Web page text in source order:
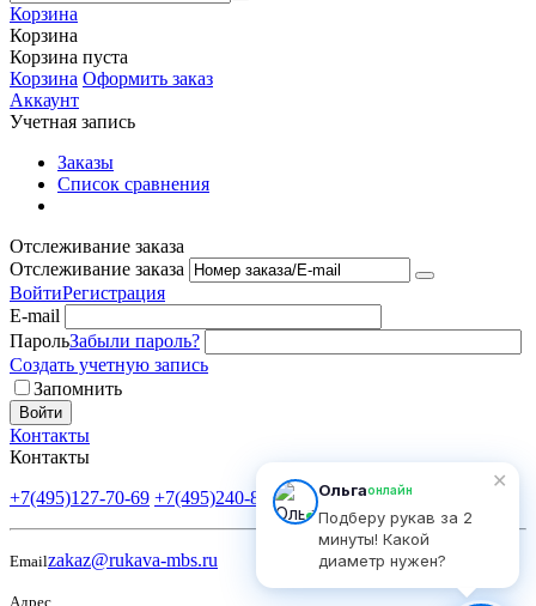
Корзина
Корзина
Корзина пуста
Корзина Оформить заказ
Аккаунт
Учетная запись
Заказы
Список сравнения
Отслеживание заказа
Отслеживание заказа
ВойтиРегистрация
E-mail
ПарольЗабыли пароль?
Создать учетную запись
Запомнить
Войти
Контакты
Контакты
+7(495)127-70-69 +7(495)240-81-82 Пн-Пт: 9:00-18:00
Emailzakaz@rukava-mbs.ru
Адрес
Ольгаонлайн
Подберу рукав за 2
минуты! Какой
диаметр нужен?
✕